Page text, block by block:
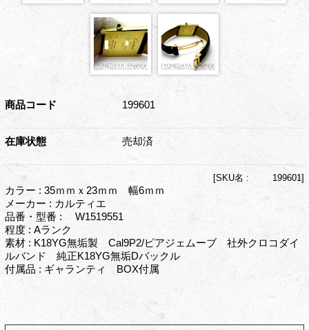
商品コード 199601
在庫状態 売却済
[SKU名 : 199601]
カラー : 35ｍｍｘ23ｍｍ 幅6ｍｍ
メーカー : カルティエ
品番・型番 : W1519551
程度 : Aランク
素材 : K18YG無垢製 Cal9P2/ピアジェムーブ 社外クロコダイ
ルバンド 純正K18YG無垢Dバックル
付属品 : ギャランティ BOX付属